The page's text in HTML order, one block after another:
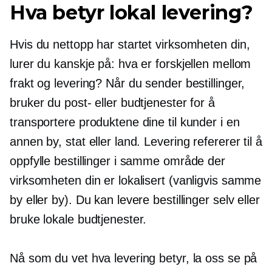
Hva betyr lokal levering?
Hvis du nettopp har startet virksomheten din,
lurer du kanskje på: hva er forskjellen mellom
frakt og levering? Når du sender bestillinger,
bruker du post- eller budtjenester for å
transportere produktene dine til kunder i en
annen by, stat eller land. Levering refererer til å
oppfylle bestillinger i samme område der
virksomheten din er lokalisert (vanligvis samme
by eller by). Du kan levere bestillinger selv eller
bruke lokale budtjenester.
Nå som du vet hva levering betyr, la oss se på